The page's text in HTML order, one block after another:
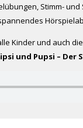
Stimm-
Kinder und auch
und Pupsi – Der